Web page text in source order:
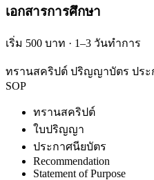
เอกสารการศึกษา
เริ่ม 500 บาท · 1–3 วันทำการ
ทรานสคริปต์ ปริญญาบัตร ประก
SOP
ทรานสคริปต์
ใบปริญญา
ประกาศนียบัตร
Recommendation
Statement of Purpose